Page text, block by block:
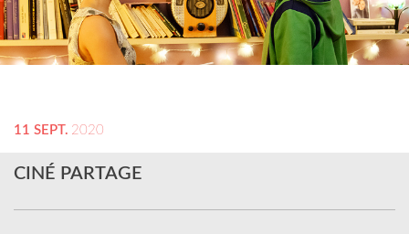
11 SEPT. 2020
CINÉ PARTAGE